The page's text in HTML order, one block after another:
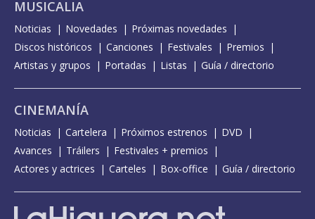
MUSICALIA
Noticias Novedades
Próximas novedades
Discos históricos
Canciones Festivales
Premios
Artistas y grupos
Portadas Listas Guía / directorio
CINEMANÍA
Noticias Cartelera Próximos estrenos
DVD
Avances
Tráilers
Festivales + premios
Actores y actrices
Carteles Box-office Guía / directorio